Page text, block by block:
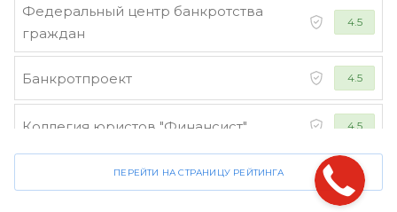
Федеральный центр банкротства
граждан
4.5
Банкротпроект 4.5
Коллегия юристов "Финансист" 4.5
ПЕРЕЙТИ НА СТРАНИЦУ РЕЙТИНГА